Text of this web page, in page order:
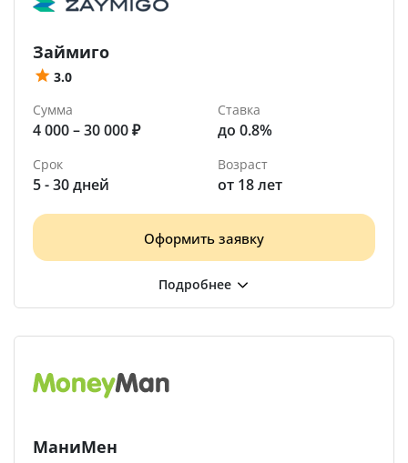
Займиго
3.0
Сумма
4 000 – 30 000 ₽
Ставка
до 0.8%
Срок
5 - 30 дней
Возраст
от 18 лет
Оформить заявку
МаниМен